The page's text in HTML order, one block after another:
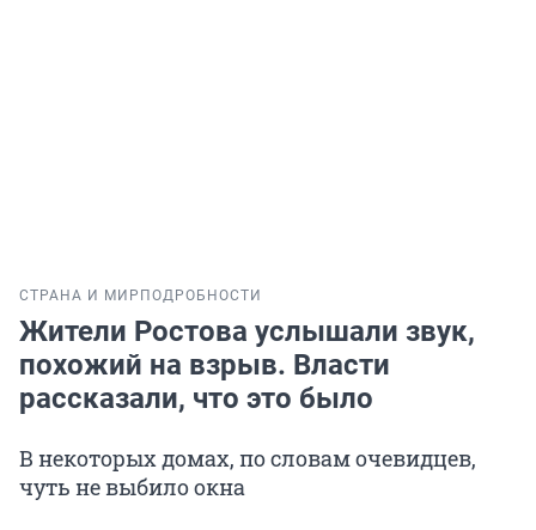
СТРАНА И МИР ПОДРОБНОСТИ
Жители Ростова услышали звук,
похожий на взрыв. Власти
рассказали, что это было
В некоторых домах, по словам очевидцев,
чуть не выбило окна